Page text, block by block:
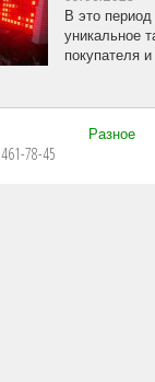
В это
уникальное
покупателя
78-45
Разное